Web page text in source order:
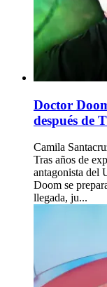
Doctor
después de
Camila
Tras años de
antagonista del
Doom se
llegada, ju...